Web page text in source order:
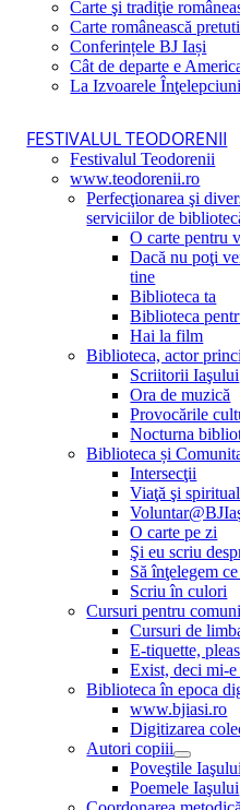
Carte şi tradiţie
Carte românească
Conferințele BJ Iași
Cât de departe e
La Izvoarele
FESTIVALUL TEODORENII
Festivalul Teodorenii
www.teodorenii.ro
Perfecţionarea şi
serviciilor de
O carte pentru
Dacă nu poţi
tine
Biblioteca ta
Biblioteca
Hai la film
Biblioteca, actor
Scriitorii Iaşului
Ora de muzică
Provocările
Nocturna
Biblioteca și
Intersecţii
Viaţă şi
O carte pe zi
Şi eu scriu
Să înţelegem
Scriu în culori
Cursuri pentru
Cursuri de
E-tiquette,
Exist, deci mi-e
Biblioteca în epoca
www.bjiasi.ro
Digitizarea
Autori copiii
Poveştile Iaşului
Poemele Iaşului